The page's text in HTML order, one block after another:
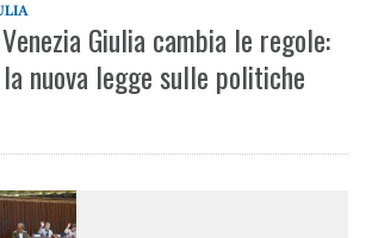
Giulia cambia le regole:
nuova legge sulle politiche